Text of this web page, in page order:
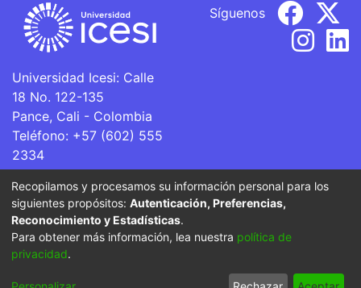
Universidad Icesi: Calle
18 No. 122-135
Pance, Cali - Colombia
Teléfono: +57 (602) 555
2334
ventanillaunica@icesi.edu.co
Síguenos
La Universidad Icesi es una Institución de Educación
Superior que se encuentra sujeta a inspección y vigilancia
por parte del Ministerio de Educación Nacional.
Cookie End User Send
Recopilamos y procesamos su información personal para los
siguientes propósitos: Autenticación, Preferencias,
Reconocimiento y Estadísticas.
Para obtener más información, lea nuestra política de
privacidad.